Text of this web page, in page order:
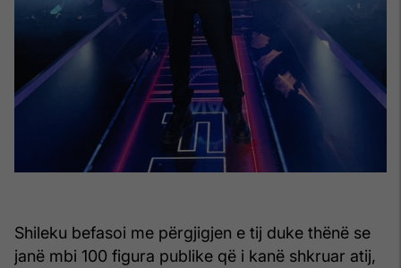
Shileku befasoi me përgjigjen e tij duke thënë se
janë mbi 100 figura publike që i kanë shkruar atij,